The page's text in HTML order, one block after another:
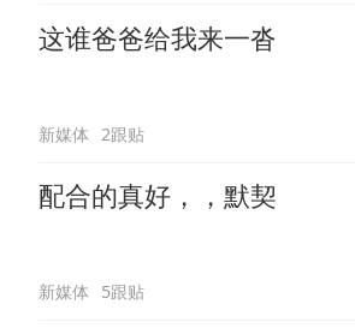
这谁爸爸给我来一沓
新媒体 2跟贴
配合的真好，，默契
新媒体 5跟贴